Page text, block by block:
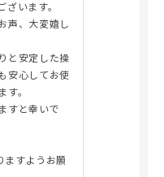
います。
声、大変嬉し
と安定した操
安心してお使
。
すと幸いで
すようお願